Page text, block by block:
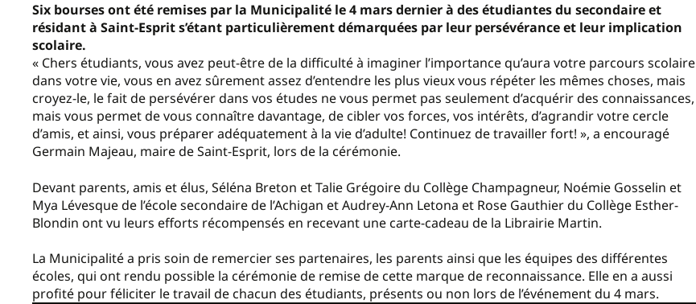
Six bourses ont été remises par la Municipalité le 4 mars dernier à des étudiantes du secondaire et
résidant à Saint-Esprit s’étant particulièrement démarquées par leur persévérance et leur implication
scolaire.
« Chers étudiants, vous avez peut-être de la difficulté à imaginer l’importance qu’aura votre parcours scolaire
dans votre vie, vous en avez sûrement assez d’entendre les plus vieux vous répéter les mêmes choses, mais
croyez-le, le fait de persévérer dans vos études ne vous permet pas seulement d’acquérir des connaissances,
mais vous permet de vous connaître davantage, de cibler vos forces, vos intérêts, d’agrandir votre cercle
d’amis, et ainsi, vous préparer adéquatement à la vie d’adulte! Continuez de travailler fort! », a encouragé
Germain Majeau, maire de Saint-Esprit, lors de la cérémonie.
Devant parents, amis et élus, Séléna Breton et Talie Grégoire du Collège Champagneur, Noémie Gosselin et
Mya Lévesque de l’école secondaire de l’Achigan et Audrey-Ann Letona et Rose Gauthier du Collège Esther-
Blondin ont vu leurs efforts récompensés en recevant une carte-cadeau de la Librairie Martin.
La Municipalité a pris soin de remercier ses partenaires, les parents ainsi que les équipes des différentes
écoles, qui ont rendu possible la cérémonie de remise de cette marque de reconnaissance. Elle en a aussi
profité pour féliciter le travail de chacun des étudiants, présents ou non lors de l’événement du 4 mars.